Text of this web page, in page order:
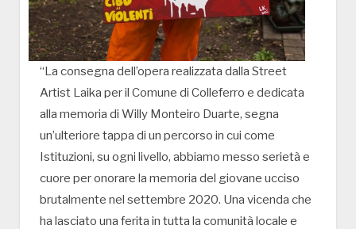
“La consegna dell’opera realizzata dalla Street
Artist Laika per il Comune di Colleferro e dedicata
alla memoria di Willy Monteiro Duarte, segna
un’ulteriore tappa di un percorso in cui come
Istituzioni, su ogni livello, abbiamo messo serietà e
cuore per onorare la memoria del giovane ucciso
brutalmente nel settembre 2020. Una vicenda che
ha lasciato una ferita in tutta la comunità locale e